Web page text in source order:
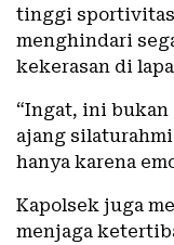
tinggi
menghindari
kekerasan di
“Ingat, ini
ajang
hanya karena
Kapolsek juga
menjaga